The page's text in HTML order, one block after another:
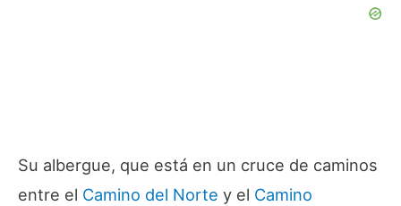
Su albergue, que está en un cruce de caminos
entre el Camino del Norte y el Camino